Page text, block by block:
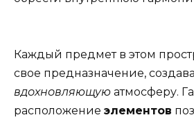
Каждый предмет в этом
свое предназначение,
вдохновляющую атмосферу.
расположение элементов